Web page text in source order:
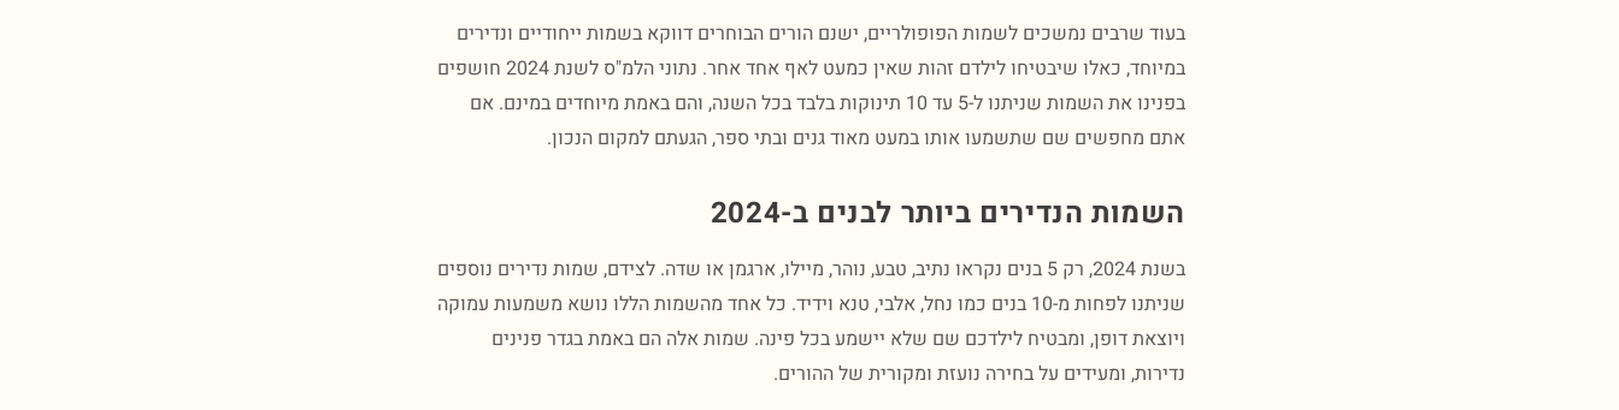
בעוד שרבים נמשכים לשמות הפופולריים, ישנם הורים הבוחרים דווקא בשמות ייחודיים ונדירים
במיוחד, כאלו שיבטיחו לילדם זהות שאין כמעט לאף אחד אחר. נתוני הלמ"ס לשנת 2024 חושפים
בפנינו את השמות שניתנו ל-5 עד 10 תינוקות בלבד בכל השנה, והם באמת מיוחדים במינם. אם
אתם מחפשים שם שתשמעו אותו במעט מאוד גנים ובתי ספר, הגעתם למקום הנכון.
השמות הנדירים ביותר לבנים ב-2024
בשנת 2024, רק 5 בנים נקראו נתיב, טבע, נוהר, מיילו, ארגמן או שדה. לצידם, שמות נדירים נוספים
שניתנו לפחות מ-10 בנים כמו נחל, אלבי, טנא וידיד. כל אחד מהשמות הללו נושא משמעות עמוקה
ויוצאת דופן, ומבטיח לילדכם שם שלא יישמע בכל פינה. שמות אלה הם באמת בגדר פנינים
נדירות, ומעידים על בחירה נועזת ומקורית של ההורים.